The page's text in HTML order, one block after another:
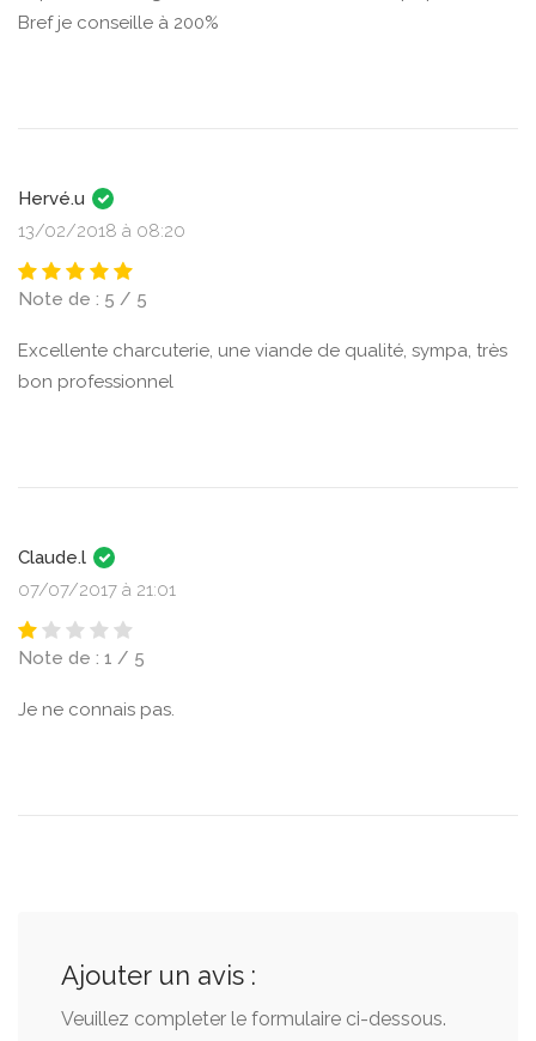
Bref je conseille à 200%
Hervé.u
13/02/2018 à 08:20
Note de : 5 / 5
Excellente charcuterie, une viande de qualité, sympa, très
bon professionnel
Claude.l
07/07/2017 à 21:01
Note de : 1 / 5
Je ne connais pas.
Ajouter un avis :
Veuillez completer le formulaire ci-dessous.